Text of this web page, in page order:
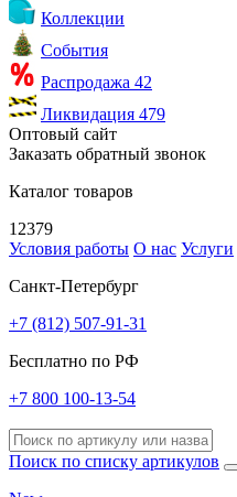
Коллекции
События
Распродажа 42
Ликвидация 479
Оптовый сайт
Заказать обратный звонок
Каталог товаров
12379
Условия работы О нас Услуги
Санкт-Петербург
+7 (812) 507-91-31
Бесплатно по РФ
+7 800 100-13-54
Поиск по списку артикулов